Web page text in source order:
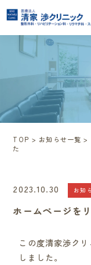
TOP > お知らせ一覧 >
た
2023.10.30 お知
ホームページを
この度清家渉ク
しました。